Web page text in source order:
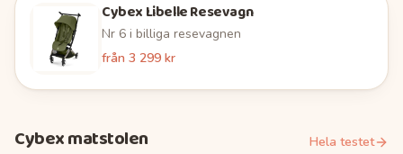
Cybex Libelle Resevagn
Nr 6 i billiga resevagnen
från 3 299 kr
Cybexmatstolen Hela testet